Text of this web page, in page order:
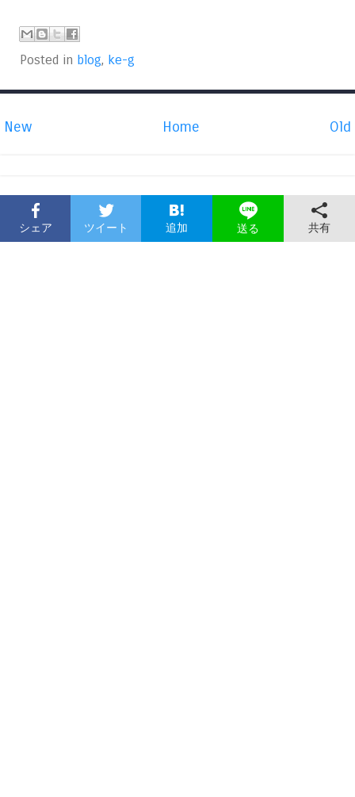
Posted in blog, ke-g
New Old
Home
シェア ツイート 追加 送る 共有